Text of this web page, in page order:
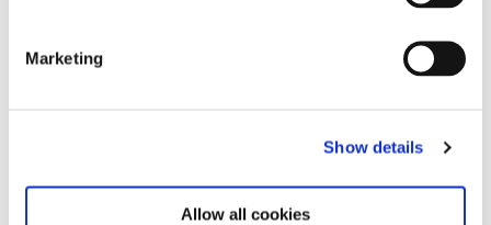
Marketing
Show details
Allow all cookies